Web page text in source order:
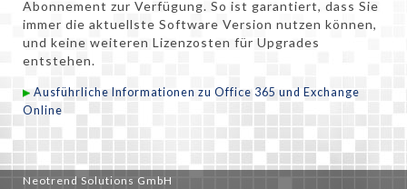
Abonnement zur Verfügung. So ist garantiert, dass Sie
immer die aktuellste Software Version nutzen können,
und keine weiteren Lizenzosten für Upgrades
entstehen.
Ausführliche Informationen zu Office 365 und Exchange
Online
Neotrend Solutions GmbH